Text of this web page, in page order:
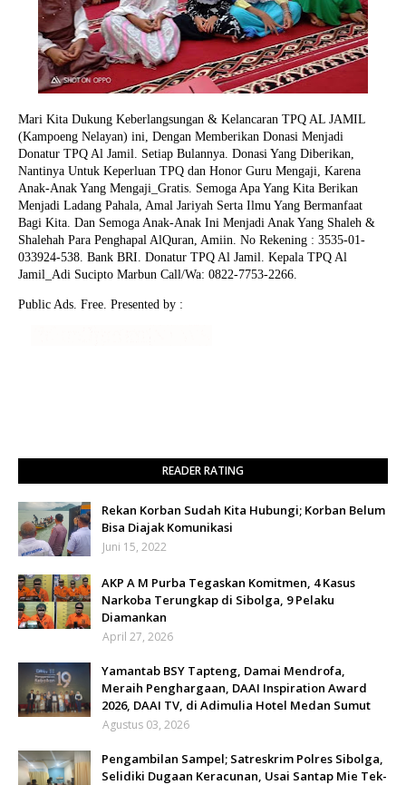
Mari Kita Dukung Keberlangsungan & Kelancaran TPQ AL JAMIL
(Kampoeng Nelayan) ini, Dengan Memberikan Donasi Menjadi
Donatur TPQ Al Jamil. Setiap Bulannya. Donasi Yang Diberikan,
Nantinya Untuk Keperluan TPQ dan Honor Guru Mengaji, Karena
Anak-Anak Yang Mengaji_Gratis. Semoga Apa Yang Kita Berikan
Menjadi Ladang Pahala, Amal Jariyah Serta Ilmu Yang Bermanfaat
Bagi Kita. Dan Semoga Anak-Anak Ini Menjadi Anak Yang Shaleh &
Shalehah Para Penghapal AlQuran, Amiin. No Rekening : 3535-01-
033924-538. Bank BRI. Donatur TPQ Al Jamil. Kepala TPQ Al
Jamil_Adi Sucipto Marbun Call/Wa: 0822-7753-2266.
Public Ads. Free. Presented by :
READER RATING
Rekan Korban Sudah Kita Hubungi; Korban Belum
Bisa Diajak Komunikasi
Juni 15, 2022
AKP A M Purba Tegaskan Komitmen, 4 Kasus
Narkoba Terungkap di Sibolga, 9 Pelaku
Diamankan
April 27, 2026
Yamantab BSY Tapteng, Damai Mendrofa,
Meraih Penghargaan, DAAI Inspiration Award
2026, DAAI TV, di Adimulia Hotel Medan Sumut
Agustus 03, 2026
Pengambilan Sampel; Satreskrim Polres Sibolga,
Selidiki Dugaan Keracunan, Usai Santap Mie Tek-